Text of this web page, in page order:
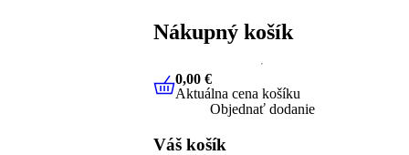
Nákupný košík
0,00 €Aktuálna cena košíku
0,00 €
Aktuálna cena košíku
Objednať dodanie
Váš košík